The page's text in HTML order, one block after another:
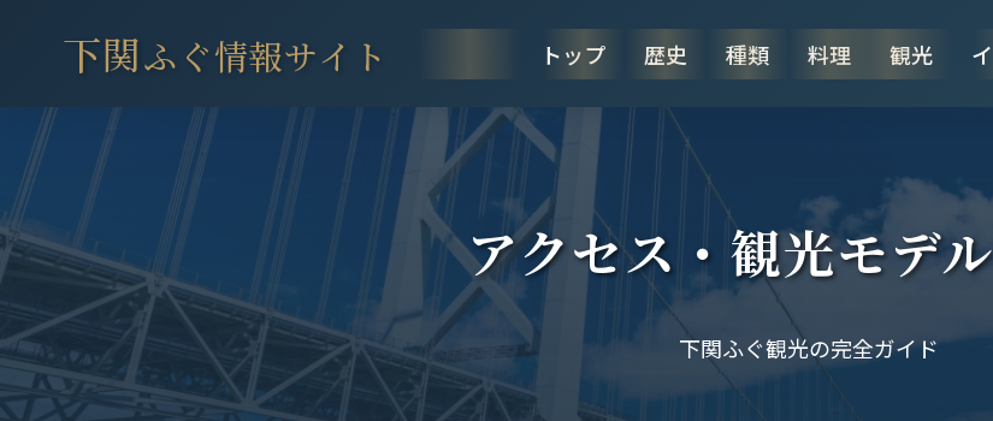
下関ふぐ情報サイト トップ 歴史 種類 料理 観光
トップ> アクセス・観光モデルコース
アクセス・観光モデ
下関ふぐ観光の完全ガイド